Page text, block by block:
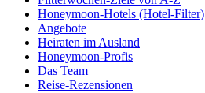
Honeymoon-Hotels (Hotel-Filter)
Angebote
Heiraten im Ausland
Honeymoon-Profis
Das Team
Reise-Rezensionen